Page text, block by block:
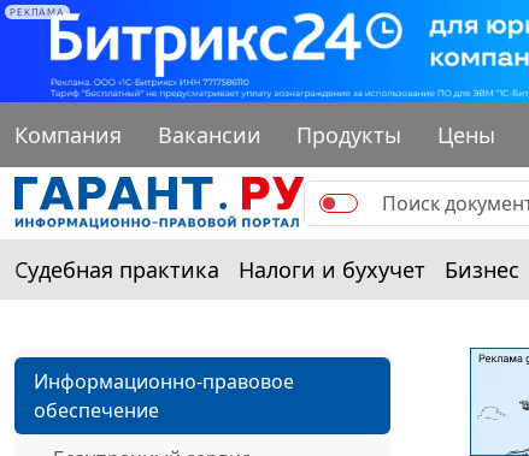
РЕКЛАМА
Компания Вакансии Продукты Цены
Судебная практика Налоги и бухучет Бизнес
Информационно-правовое
обеспечение